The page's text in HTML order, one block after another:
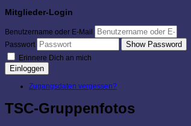
Mitglieder-Login
Benutzername oder E-Mail
Passwort
Show Password
Erinnere Dich an mich
Einloggen
Zugangsdaten vergessen?
TSC-Gruppenfotos